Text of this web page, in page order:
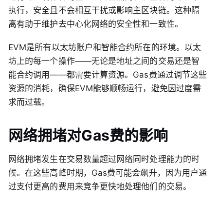
执行，安全且不会相互干扰或影响主区块链。这种隔
离有助于维护去中心化网络的安全性和一致性。
EVM是所有以太坊账户和智能合约所在的环境。以太
坊上的每一个操作——无论是地址之间的交易还是智
能合约调用——都需要计算资源。Gas费通过调节这些
资源的消耗，确保EVM能够顺畅运行，避免因过度需
求而过载。
网络拥堵对Gas费的影响
网络拥堵发生在交易数量超过网络同时处理能力的时
候。在这些高峰时期，Gas费可能会飙升，因为用户通
过支付更高的费用来竞争更快地处理他们的交易。